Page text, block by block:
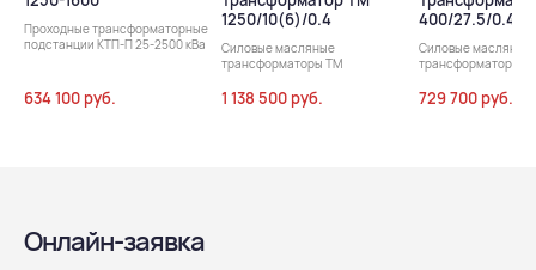
Проходные трансформаторные
подстанции КТП-П 25-2500 кВа
634 100 руб.
1250/10(6)/0.4
Силовые масляные
трансформаторы ТМ
1 138 500 руб.
400/27.5/0.4
Силовые масляные
трансформаторы
729 700 руб.
Онлайн-заявка